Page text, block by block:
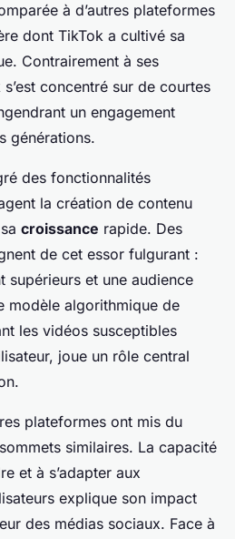
à d’autres plateformes
dont TikTok a cultivé sa
Contrairement à ses
concentré sur de courtes
un engagement
générations.
des fonctionnalités
la création de contenu
croissance rapide. Des
de cet essor fulgurant :
supérieurs et une audience
modèle algorithmique de
les vidéos susceptibles
joue un rôle central
plateformes ont mis du
similaires. La capacité
et à s’adapter aux
explique son impact
des médias sociaux. Face à